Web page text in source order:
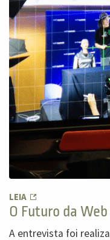
LEIA
O Futuro da Web
A entrevista foi